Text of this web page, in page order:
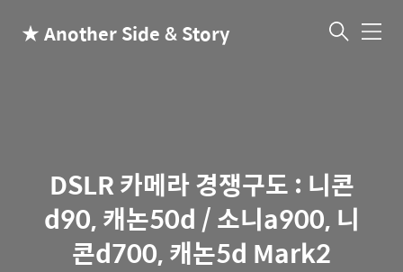
★ Another Side & Story 메
DSLR 카메라 경쟁구도 : 니콘
d90, 캐논50d / 소니a900, 니
콘d700, 캐논5d Mark2